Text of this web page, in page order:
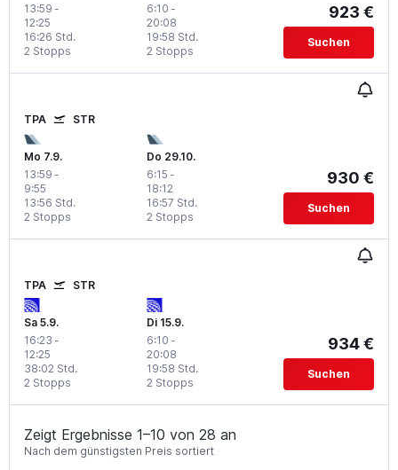
13:59 -
12:25
2 Stopps
16:26 Std.
6:10 -
20:08
2 Stopps
19:58 Std.
923 €
Suchen
TPA STR
Mo 7.9.
13:59 -
9:55
2 Stopps
13:56 Std.
Do 29.10.
6:15 -
18:12
2 Stopps
16:57 Std.
930 €
Suchen
TPA STR
Sa 5.9.
16:23 -
12:25
2 Stopps
38:02 Std.
Di 15.9.
6:10 -
20:08
2 Stopps
19:58 Std.
934 €
Suchen
Zeigt Ergebnisse 1–10 von 28 an
Nach dem günstigsten Preis sortiert